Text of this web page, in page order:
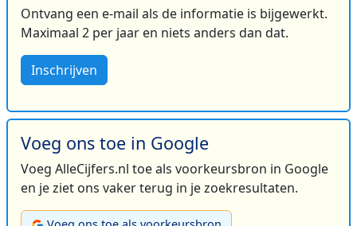
Ontvang een e-mail als de informatie is bijgewerkt.
Maximaal 2 per jaar en niets anders dan dat.
Inschrijven
Voeg ons toe in Google
Voeg AlleCijfers.nl toe als voorkeursbron in Google
en je ziet ons vaker terug in je zoekresultaten.